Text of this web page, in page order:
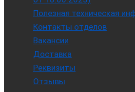
Полезная техническая
Контакты отделов
Вакансии
Доставка
Реквизиты
Отзывы